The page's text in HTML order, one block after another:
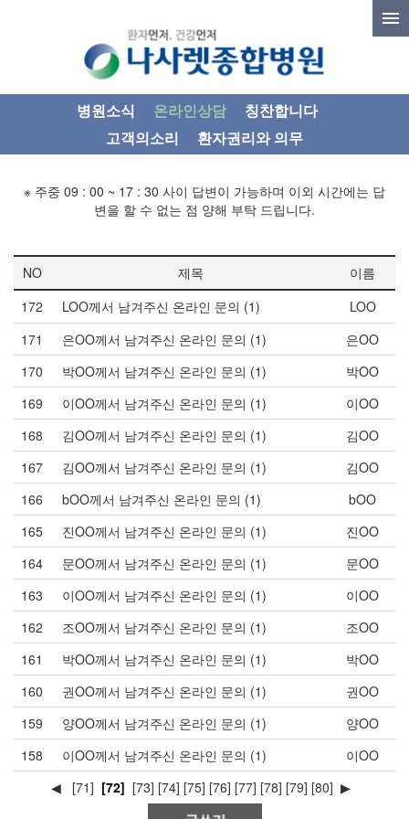
병원소식 온라인상담
칭찬합니다
고객의소리
환자권리와 의무
※ 주중 09 : 00 ~ 17 : 30 사이 답변이 가능하며 이외 시간에는 답
변을 할 수 없는 점 양해 부탁 드립니다.
NO 제목
이름
172
LOO께서 남겨주신 온라인 문의 (1)
LOO
171
은OO께서 남겨주신 온라인 문의 (1)
은OO
170
박OO께서 남겨주신 온라인 문의 (1)
박OO
169
이OO께서 남겨주신 온라인 문의 (1)
이OO
168
김OO께서 남겨주신 온라인 문의 (1)
김OO
167
김OO께서 남겨주신 온라인 문의 (1)
김OO
166
bOO께서 남겨주신 온라인 문의 (1)
bOO
165
진OO께서 남겨주신 온라인 문의 (1)
진OO
164
문OO께서 남겨주신 온라인 문의 (1)
문OO
163
이OO께서 남겨주신 온라인 문의 (1)
이OO
162
조OO께서 남겨주신 온라인 문의 (1)
조OO
161
박OO께서 남겨주신 온라인 문의 (1)
박OO
160
권OO께서 남겨주신 온라인 문의 (1)
권OO
159
양OO께서 남겨주신 온라인 문의 (1)
양OO
158
이OO께서 남겨주신 온라인 문의 (1)
이OO
◀
[71] [72] [73] [74] [75] [76] [77] [78] [79] [80] ▶